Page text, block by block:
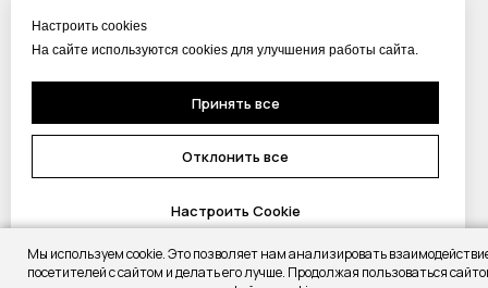
Настроить cookies
На сайте используются cookies для улучшения работы сайта.
Принять все
Отклонить все
Настроить Cookie
Мы используем cookie. Это позволяет нам анализировать
посетителей с сайтом и делать его лучше. Продолжая пользоваться